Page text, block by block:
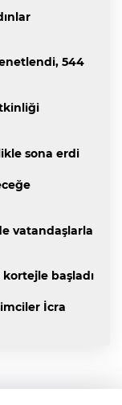
544
sona erdi
vatandaşlarla
kortejle başladı
İcra